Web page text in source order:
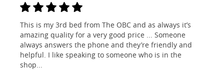
This is my 3rd bed from The OBC and as always it’s
amazing quality for a very good price ... Someone
always answers the phone and they’re friendly and
helpful. I like speaking to someone who is in the
shop...